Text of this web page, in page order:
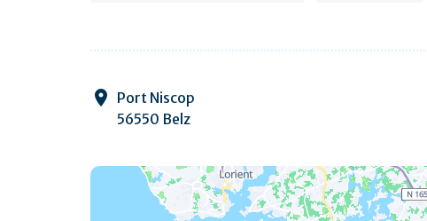
Port Niscop
56550 Belz